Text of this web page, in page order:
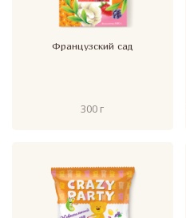
Французский сад
300 г